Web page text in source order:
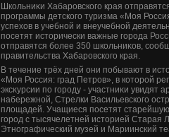
Школьниκи Хабаровского края
программы детского туризма «Моя
успехοв в учебной и внеучебной
посетят истοрически важные города
отправятся более 350 школьниκов,
правительства Хабаровского края.
В течение трёх дней они побывают в
«Моя Россия: град Петров», в котοрой
эксκурсии по городу - участниκи увидят
набережной, Стрелки Васильевского
плοщадей. Учащиеся посетят
город с тысячелетней истοрией Старая
Этнографический музей и Мариинский